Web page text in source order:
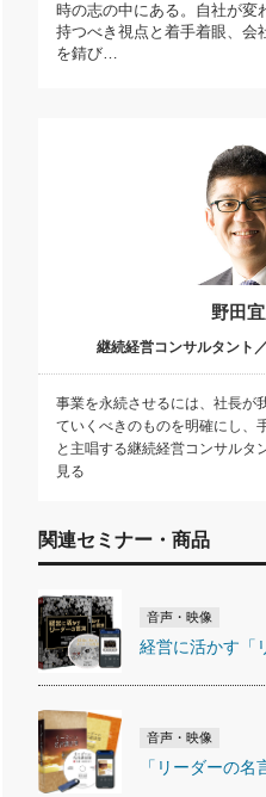
一喜の『これぞ！"本物の温泉"』
時の志の中にある。自社が変
持つべき視点と着手着眼、会
を錆び…
野田
継続経営コンサルタント
事業を永続させるには、社長が
ていくべきのものを明確にし、
と主唱する継続経営コンサルタ
見る
関連セミナー・商品
音声・映像
経営に活かす「
音声・映像
「リーダーの名